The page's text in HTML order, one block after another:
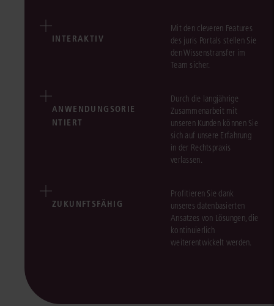
INTERAKTIV
Mit den cleveren Features
des juris Portals stellen Sie
den Wissenstransfer im
Team sicher.
ANWENDUNGSORIE
NTIERT
Durch die langjährige
Zusammenarbeit mit
unseren Kunden können Sie
sich auf unsere Erfahrung
in der Rechtspraxis
verlassen.
ZUKUNFTSFÄHIG
Profitieren Sie dank
unseres datenbasierten
Ansatzes von Lösungen, die
kontinuierlich
weiterentwickelt werden.